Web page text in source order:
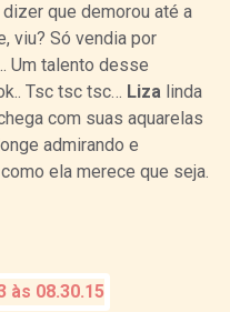
dizer que demorou até a
viu? Só vendia por
Um talento desse
Tsc tsc tsc… Lizalinda
com suas aquarelas
admirando e
ela merece que seja.